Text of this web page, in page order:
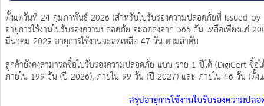
ตั้งแต่วันที่ 24 กุมภาพันธ์ 2026 (สำหรับใบรับรองความปลอดภัยที่ Issued
อายุการใช้งานใบรับรองความปลอดภัย จะลดลงจาก 365 วัน เหลือเพียงแค่
มีนาคม 2029 อายุการใช้งานจะลดเหลือ 47 วัน ตามลำดับ
ลูกค้ายังคงสามารถซื้อใบรับรองความปลอดภัย แบบ ราย 1 ปีได้ (DigiCert ซื้
ภายใน 199 วัน (ปี 2026), ภายใน 99 วัน (ปี 2027) และ ภายใน 46 วัน (ตั้
สรุปอายุการใช้งานใบรับรองความป